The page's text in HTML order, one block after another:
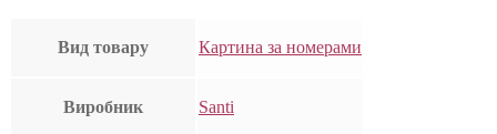
Вид товару Картина за номерами
Виробник Santi